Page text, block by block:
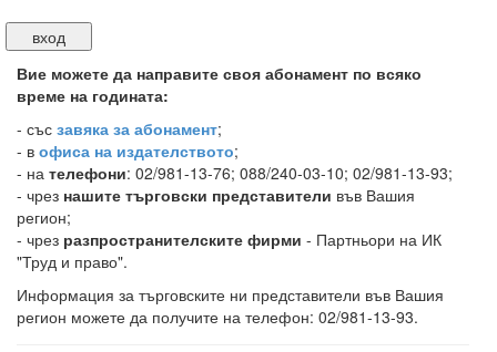
Вие можете да направите своя абонамент по всяко
време на годината:
- със завяка за абонамент;
- в офиса на издателството;
- на телефони: 02/981-13-76; 088/240-03-10; 02/981-13-93;
- чрез нашите търговски представители във Вашия
регион;
- чрез разпространителските фирми - Партньори на ИК
"Труд и право".
Информация за търговските ни представители във Вашия
регион можете да получите на телефон: 02/981-13-93.